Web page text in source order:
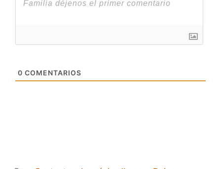
0 COMENTARIOS